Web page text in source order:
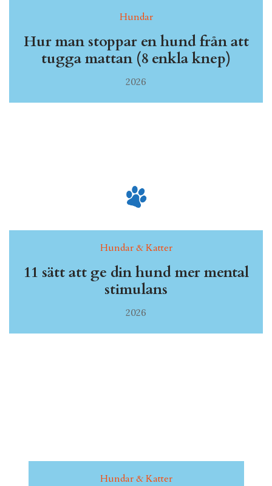
Hundar
Hur man stoppar en hund från att
tugga mattan (8 enkla knep)
2026
Hundar & Katter
11 sätt att ge din hund mer mental
stimulans
2026
Hundar & Katter